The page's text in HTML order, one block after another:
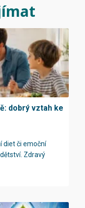
dobrý vztah ke
diet či emoční
Zdravý